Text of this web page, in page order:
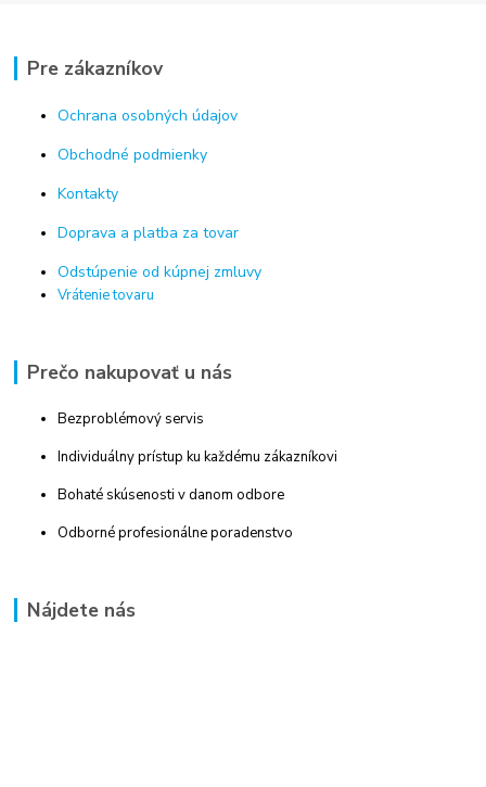
Pre zákazníkov
Ochrana osobných údajov
Obchodné podmienky
Kontakty
Doprava a platba za tovar
Odstúpenie od kúpnej zmluvy
Vrátenie tovaru
Prečo nakupovať u nás
Bezproblémový servis
Individuálny prístup ku každému zákazníkovi
Bohaté skúsenosti v danom odbore
Odborné profesionálne poradenstvo
Nájdete nás